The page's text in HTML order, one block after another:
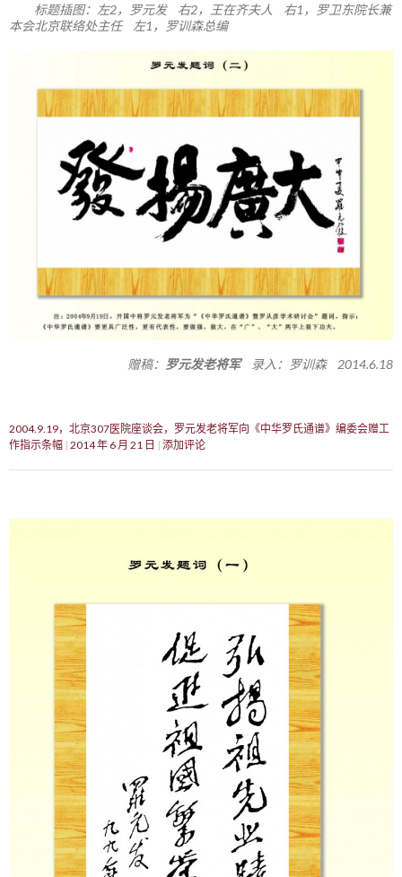
标题插图：左2，罗元发 右2，王在齐夫人 右1，罗卫东院长兼
本会北京联络处主任 左1，罗训森总编
赠稿： 罗元发老将军录入：罗训森 2014.6.18
2004.9.19，北京307医院座谈会，罗元发老将军向《中华罗氏通谱》编委会赠工
作指示条幅 2014 年 6 月 21 日 添加评论